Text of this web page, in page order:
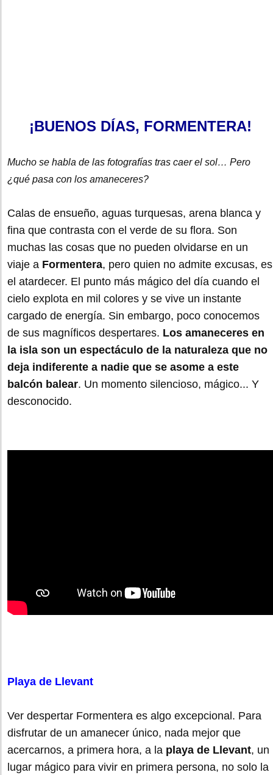
¡BUENOS DÍAS, FORMENTERA!
Mucho se habla de las fotografías tras caer el sol… Pero
¿qué pasa con los amaneceres?
Calas de ensueño, aguas turquesas, arena blanca y
fina que contrasta con el verde de su flora. Son
muchas las cosas que no pueden olvidarse en un
viaje a Formentera, pero quien no admite excusas, es
el atardecer. El punto más mágico del día cuando el
cielo explota en mil colores y se vive un instante
cargado de energía. Sin embargo, poco conocemos
de sus magníficos despertares. Los amaneceres en
la isla son un espectáculo de la naturaleza que no
deja indiferente a nadie que se asome a este
balcón balear. Un momento silencioso, mágico... Y
desconocido.
Playa de Llevant
Ver despertar Formentera es algo excepcional. Para
disfrutar de un amanecer único, nada mejor que
acercarnos, a primera hora, a la playa de Llevant, un
lugar mágico para vivir en primera persona, no solo la